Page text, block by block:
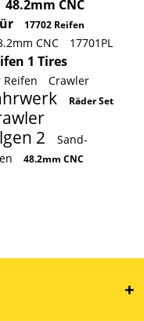
48.2mm CNC
17702 Reifen
CNC
17701PL
1 Tires
Reifen Crawler
Räder Set
2
Sand-
48.2mm CNC